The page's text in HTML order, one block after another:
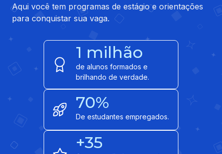
Aqui você tem programas de estágio e orientações
para conquistar sua vaga.
1 milhão
de alunos formados e
brilhando de verdade.
70%
De estudantes empregados.
+35